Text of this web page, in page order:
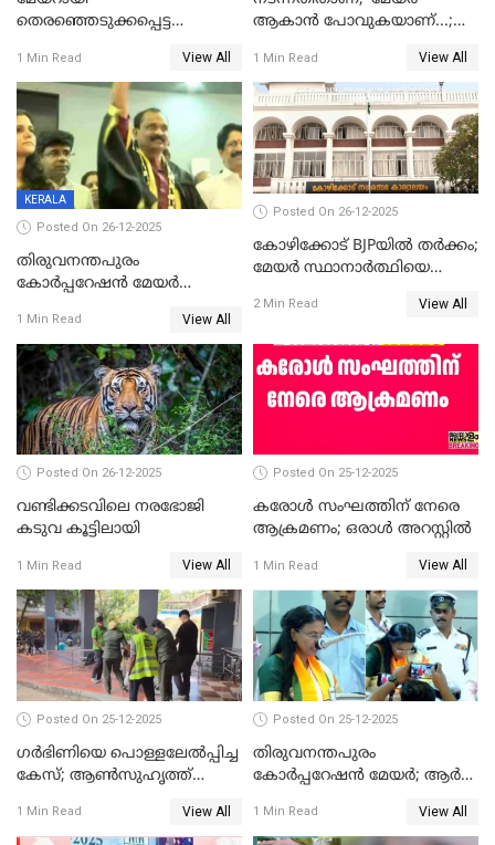
തെരഞ്ഞെടുക്കപ്പെട്ട
ആദ്യ വോട്ട് അസാധു; കണ്ണൂർ
ഡെപ്യൂട്ടി മേയർ സ്ഥാനത്ത്
താഹിറിന് വിജയം
1 Min Read View All
ആകാൻ പോവുകയാണ്...;
മുഖ്യമന്ത്രിയുടെ ഓഫീസ്
തന്നെ വിശദീകരിയ്ക്കുന്നു;
സത്യമിതാണ്
1 Min Read View All
KERALA
Posted On 26-12-2025
തിരുവനന്തപുരം
കോര്‍പ്പറേഷന്‍ മേയര്‍
ഹൈക്കോടതിയിലേക്ക്;
സത്യപ്രതിജ്ഞ ചടങ്ങില്‍
ചട്ടലംഘനമെന്ന് പാർട്ടി
1 Min Read View All
Posted On 26-12-2025
കോഴിക്കോട് BJPയിൽ തർക്കം;
മേയർ സ്ഥാനാർത്ഥിയെ
2 Min Read View All
Posted On 26-12-2025
വണ്ടിക്കടവിലെ നരഭോജി
കടുവ കൂട്ടിലായി
1 Min Read View All
Posted On 25-12-2025
കരോള്‍ സംഘത്തിന് നേരെ
ആക്രമണം; ഒരാള്‍ അറസ്റ്റില്‍
1 Min Read View All
Posted On 25-12-2025
ഗര്‍ഭിണിയെ പൊള്ളലേല്‍പ്പിച്ച
കേസ്; ആണ്‍സുഹൃത്ത്
1 Min Read View All
Posted On 25-12-2025
തിരുവനന്തപുരം
കോര്‍പ്പറേഷന്‍ മേയർ; ആര്‍
1 Min Read View All